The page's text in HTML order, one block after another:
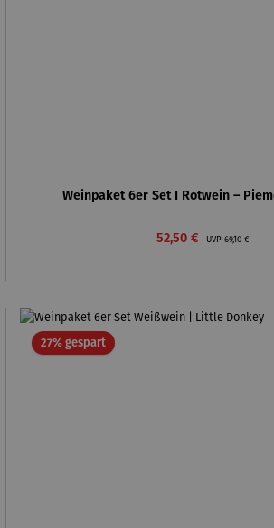
Weinpaket 6er Set I Rotwein –
Verkaufspreis:
52,50 € UVP Regulärer
69,10 €
27% gespartRabatt